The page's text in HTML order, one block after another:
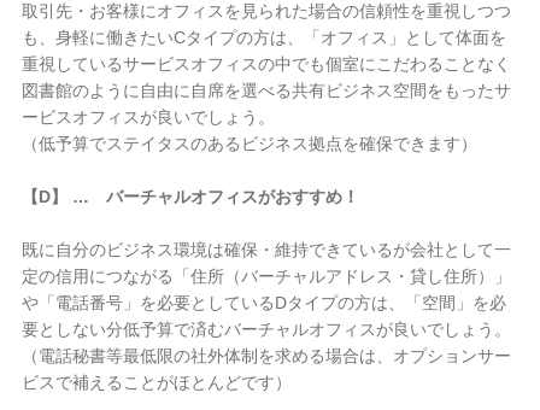
取引先・お客様にオフィスを見られた場合の信頼性を重視しつつ
も、身軽に働きたいCタイプの方は、「オフィス」として体面を
重視しているサービスオフィスの中でも個室にこだわることなく
図書館のように自由に自席を選べる共有ビジネス空間をもったサ
ービスオフィスが良いでしょう。
（低予算でステイタスのあるビジネス拠点を確保できます）
【D】 … バーチャルオフィスがおすすめ！
既に自分のビジネス環境は確保・維持できているが会社として一
定の信用につながる「住所（バーチャルアドレス・貸し住所）」
や「電話番号」を必要としているDタイプの方は、「空間」を必
要としない分低予算で済むバーチャルオフィスが良いでしょう。
（電話秘書等最低限の社外体制を求める場合は、オプションサー
ビスで補えることがほとんどです）